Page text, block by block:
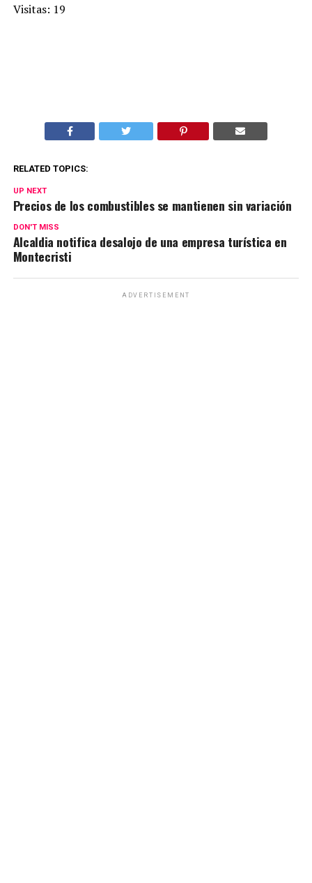
Visitas: 19
RELATED TOPICS:
UP NEXT
Precios de los combustibles se mantienen sin variación
DON'T MISS
Alcaldia notifica desalojo de una empresa turística en
Montecristi
ADVERTISEMENT